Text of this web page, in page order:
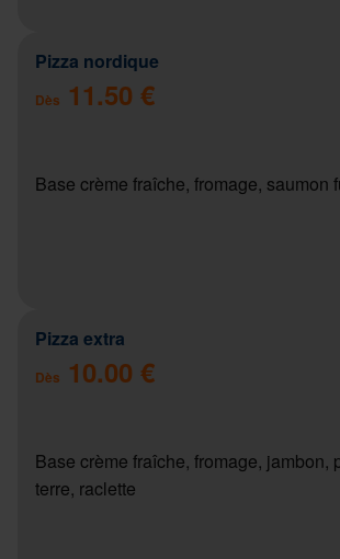
Pizza nordique
Dès 11.50 €
Base crème fraîche, fromage, saumon
Pizza extra
Dès 10.00 €
Base crème fraîche, fromage, jambon,
terre, raclette